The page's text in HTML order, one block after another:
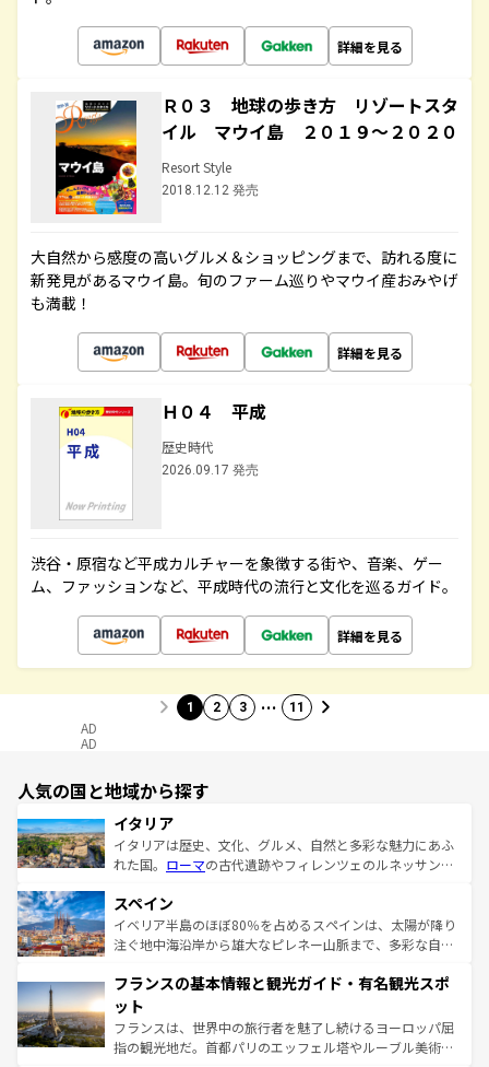
詳細を見る
Ｒ０３ 地球の歩き方 リゾートスタ
イル マウイ島 ２０１９～２０２０
Resort Style
2018.12.12 発売
大自然から感度の高いグルメ＆ショッピングまで、訪れる度に
新発見があるマウイ島。旬のファーム巡りやマウイ産おみやげ
も満載！
詳細を見る
Ｈ０４ 平成
歴史時代
2026.09.17 発売
渋谷・原宿など平成カルチャーを象徴する街や、音楽、ゲー
ム、ファッションなど、平成時代の流行と文化を巡るガイド。
詳細を見る
1 2 3 … 11
AD
AD
人気の国と地域から探す
イタリア
イタリアは歴史、文化、グルメ、自然と多彩な魅力にあふ
れた国。 ローマの古代遺跡やフィレンツェのルネッサンス
ろん、トスカーナの美しい田園風景やアマルフィ海岸の絶
景など、自然景観も見逃せない。観光の合間には、本場の
ピザやパスタなど、絶品のイタリア料理を堪能することも
ませてくれるイタリアで、忘れられない旅をしてみよう！
なお、新着のイタリア情報は
しい。
スペイン
イベリア半島のほぼ80％を占めるスペインは、太陽が降り
注ぐ地中海沿岸から雄大なピレネー山脈まで、多彩な自然
文化が根付くこの国では、情熱的なフラメンコ、熱気あふ
れる闘牛、そして美味しいタパスが生活の一部となってい
る。首都マドリードの洗練された雰囲気や、バルセロナの
アートに溢れた街角から、地方では古代ローマ遺跡や中世
フランスの基本情報と観光ガイド・有名観光スポ
ット
フランスは、世界中の旅行者を魅了し続けるヨーロッパ屈
指の観光地だ。首都パリのエッフェル塔やルーブル美術館